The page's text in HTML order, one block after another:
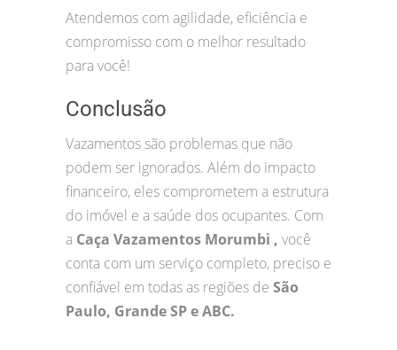
Atendemos com agilidade, eficiência e
compromisso com o melhor resultado
para você!
Conclusão
Vazamentos são problemas que não
podem ser ignorados. Além do impacto
financeiro, eles comprometem a estrutura
do imóvel e a saúde dos ocupantes. Com
a Caça Vazamentos Morumbi , você
conta com um serviço completo, preciso e
confiável em todas as regiões de São
Paulo, Grande SP e ABC.